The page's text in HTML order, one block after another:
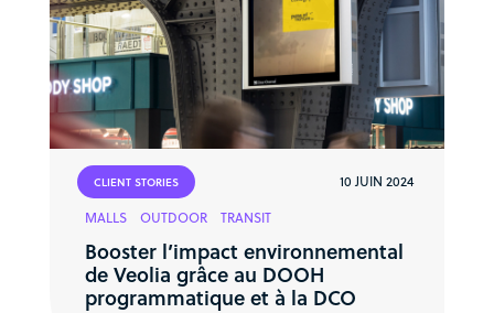
CLIENT STORIES
10 JUIN 2024
MALLS
OUTDOOR TRANSIT
Booster l’impact environnemental
de Veolia grâce au DOOH
programmatique et à la DCO